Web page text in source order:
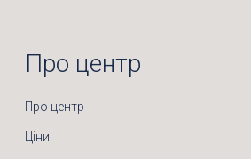
Про центр
Про центр
Ціни